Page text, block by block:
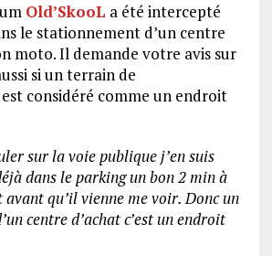
Old’SkooL a été intercepté
le stationnement d’un centre
moto. Il demande votre avis sur
si un terrain de
considéré comme un endroit
sur la voie publique j’en suis
dans le parking un bon 2 min à
avant qu’il vienne me voir. Donc un
centre d’achat c’est un endroit